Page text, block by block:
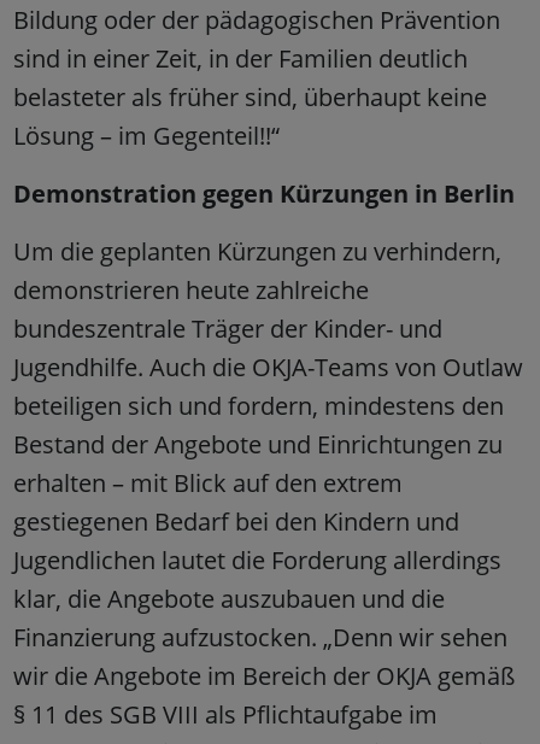
Bildung oder der pädagogischen Prävention
sind in einer Zeit, in der Familien deutlich
belasteter als früher sind, überhaupt keine
Lösung – im Gegenteil!!“
Demonstration gegen Kürzungen in Berlin
Um die geplanten Kürzungen zu verhindern,
demonstrieren heute zahlreiche
bundeszentrale Träger der Kinder- und
Jugendhilfe. Auch die OKJA-Teams von Outlaw
beteiligen sich und fordern, mindestens den
Bestand der Angebote und Einrichtungen zu
erhalten – mit Blick auf den extrem
gestiegenen Bedarf bei den Kindern und
Jugendlichen lautet die Forderung allerdings
klar, die Angebote auszubauen und die
Finanzierung aufzustocken. „Denn wir sehen
wir die Angebote im Bereich der OKJA gemäß
§ 11 des SGB VIII als Pflichtaufgabe im